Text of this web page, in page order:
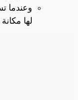
وعندما
لها